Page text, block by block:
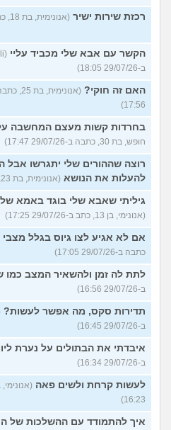
רכזת שירות ישיר (אנונימית, בת 18, כתבה ב-29/07/26 18:16)
הקשר עם אבא שלי מכביד עליי
ב-29/07/26 18:05)
האם זה חוקי?
17:56)
בחרדות קשות מעצם המחשבה
חופש, בת 30, כתבה ב-29/07/26 17:47)
רוצה שההורים שלי יתגרשו
להעלות את הנושא (אנונימית, בת 23, כתבה ב-29/07/26 17:36)
גיליתי שאבא שלי בוגד באמא
(אנונימי, בן 13, כתב ב-29/07/26 17:25)
אם לא אגיע לצו גיוס בגלל מצבי
כתבה ב-29/07/26 17:05)
לתת לה זמן ולהשאיר המצב כמו
ב-29/07/26 16:56)
תדירות סקס, מה אפשר לעשות?
ב-29/07/26 16:45)
איבדתי את הבתולים על נערת
ב-29/07/26 16:34)
לעשות קרחת ולשים פאה
16:23)
איך להתמודד עם ההשלכות של